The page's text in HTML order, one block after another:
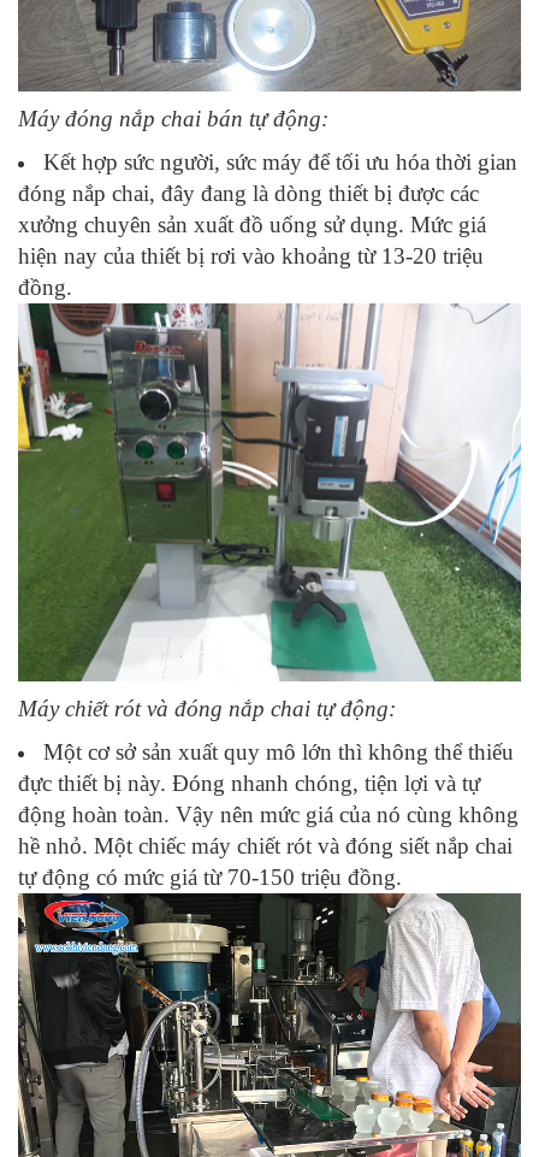
Máy đóng nắp chai bán tự động:
Kết hợp sức người, sức máy để tối ưu hóa thời gian
đóng nắp chai, đây đang là dòng thiết bị được các
xưởng chuyên sản xuất đồ uống sử dụng. Mức giá
hiện nay của thiết bị rơi vào khoảng từ 13-20 triệu
đồng.
Máy chiết rót và đóng nắp chai tự động:
Một cơ sở sản xuất quy mô lớn thì không thể thiếu
đực thiết bị này. Đóng nhanh chóng, tiện lợi và tự
động hoàn toàn. Vậy nên mức giá của nó cùng không
hề nhỏ. Một chiếc máy chiết rót và đóng siết nắp chai
tự động có mức giá từ 70-150 triệu đồng.